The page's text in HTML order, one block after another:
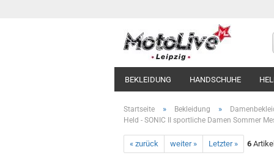
BEKLEIDUNG HANDSCHUHE
Startseite » Bekleidung »
Held - SONIC II sportliche Damen Sommer
« zurück weiter » Letzter » 6